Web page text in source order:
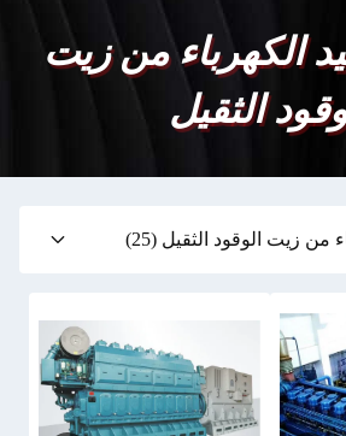
الكهرباء من زيت
الثقيل
من زيت الوقود الثقيل (25)